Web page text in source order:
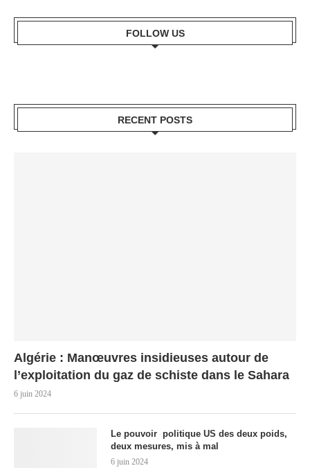
FOLLOW US
RECENT POSTS
Algérie : Manœuvres insidieuses autour de
l’exploitation du gaz de schiste dans le Sahara
6 juin 2024
Le pouvoir politique US des deux poids,
deux mesures, mis à mal
6 juin 2024